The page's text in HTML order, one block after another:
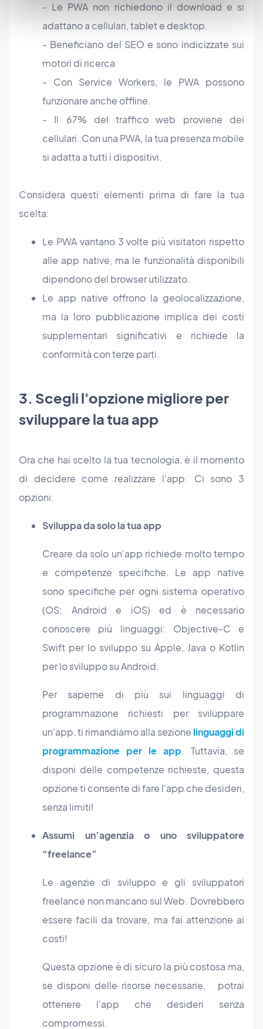
- Le PWA non richiedono il download e si
adattano a cellulari, tablet e desktop.
- Beneficiano del SEO e sono indicizzate sui
motori di ricerca
- Con Service Workers, le PWA possono
funzionare anche offline.
- Il 67% del traffico web proviene dei
cellulari. Con una PWA, la tua presenza mobile
si adatta a tutti i dispositivi.
Considera questi elementi prima di fare la tua
scelta:
Le PWA vantano 3 volte più visitatori rispetto
alle app native, ma le funzionalità disponibili
dipendono del browser utilizzato.
Le app native offrono la geolocalizzazione,
ma la loro pubblicazione implica dei costi
supplementari significativi e richiede la
conformità con terze parti.
3. Scegli l'opzione migliore per
sviluppare la tua app
Ora che hai scelto la tua tecnologia, è il momento
di decidere come realizzare l'app. Ci sono 3
opzioni:
Sviluppa da solo la tua app
Creare da solo un'app richiede molto tempo
e competenze specifiche. Le app native
sono specifiche per ogni sistema operativo
(OS: Android e iOS) ed è necessario
conoscere più linguaggi: Objective-C e
Swift per lo sviluppo su Apple, Java o Kotlin
per lo sviluppo su Android.
Per saperne di più sui linguaggi di
programmazione richiesti per sviluppare
un'app, ti rimandiamo alla sezione linguaggi di
programmazione per le app. Tuttavia, se
disponi delle competenze richieste, questa
opzione ti consente di fare l'app che desideri,
senza limiti!
Assumi un’agenzia o uno sviluppatore
“freelance”
Le agenzie di sviluppo e gli sviluppatori
freelance non mancano sul Web. Dovrebbero
essere facili da trovare, ma fai attenzione ai
costi!
Questa opzione è di sicuro la più costosa ma,
se disponi delle risorse necessarie, potrai
ottenere l’app che desideri senza
compromessi.